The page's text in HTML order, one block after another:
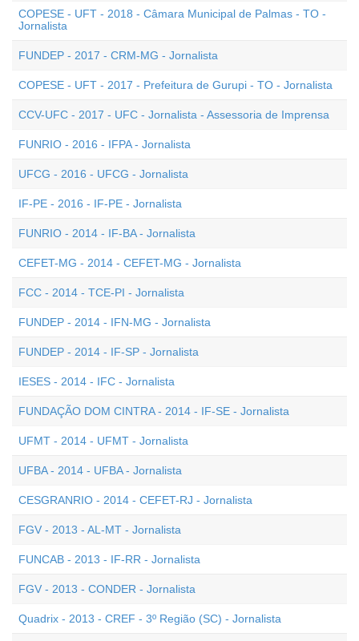
COPESE - UFT - 2018 - Câmara Municipal de Palmas - TO -
Jornalista
FUNDEP - 2017 - CRM-MG - Jornalista
COPESE - UFT - 2017 - Prefeitura de Gurupi - TO - Jornalista
CCV-UFC - 2017 - UFC - Jornalista - Assessoria de Imprensa
FUNRIO - 2016 - IFPA - Jornalista
UFCG - 2016 - UFCG - Jornalista
IF-PE - 2016 - IF-PE - Jornalista
FUNRIO - 2014 - IF-BA - Jornalista
CEFET-MG - 2014 - CEFET-MG - Jornalista
FCC - 2014 - TCE-PI - Jornalista
FUNDEP - 2014 - IFN-MG - Jornalista
FUNDEP - 2014 - IF-SP - Jornalista
IESES - 2014 - IFC - Jornalista
FUNDAÇÃO DOM CINTRA - 2014 - IF-SE - Jornalista
UFMT - 2014 - UFMT - Jornalista
UFBA - 2014 - UFBA - Jornalista
CESGRANRIO - 2014 - CEFET-RJ - Jornalista
FGV - 2013 - AL-MT - Jornalista
FUNCAB - 2013 - IF-RR - Jornalista
FGV - 2013 - CONDER - Jornalista
Quadrix - 2013 - CREF - 3º Região (SC) - Jornalista